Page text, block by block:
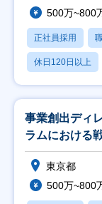
500万~800
正社員採用
休日120日以上
事業創出ディ
ラムにおける
～
東京都
500万~800